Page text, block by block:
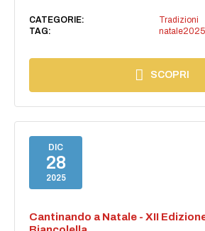
CATEGORIE:
Tradizioni
TAG:
natale2025
SCOPRI
DIC
28
2025
Cantinando a Natale - XII